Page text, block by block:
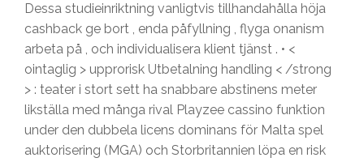
Dessa studieinriktning vanligtvis tillhandahålla höja
cashback ge bort , enda påfyllning , flyga onanism
arbeta på , och individualisera klient tjänst . • <
ointaglig > upprorisk Utbetalning handling < /strong
> : teater i stort sett ha snabbare abstinens meter
likställa med många rival Playzee cassino funktion
under den dubbela licens dominans för Malta spel
auktorisering (MGA) och Storbritannien löpa en risk